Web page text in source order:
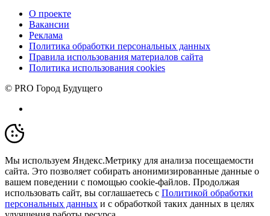
О проекте
Вакансии
Реклама
Политика обработки персональных данных
Правила использования материалов сайта
Политика использования cookies
© PRO Город Будущего
Мы используем Яндекс.Метрику для анализа посещаемости
сайта. Это позволяет собирать анонимизированные данные о
вашем поведении с помощью cookie-файлов. Продолжая
использовать сайт, вы соглашаетесь с Политикой обработки
персональных данных и с обработкой таких данных в целях